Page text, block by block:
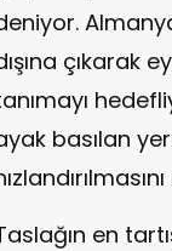
çıkarak
basılan
en